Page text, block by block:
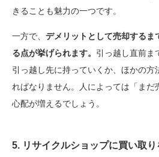
きることも魅力の一つです。
一方で、 デメリットとして売却するま
る点が挙げられます。 引っ越し直前ま
引っ越し先に持っていくか、ほかの方
ればなりません。人によっては「まだ
心配が増えるでしょう。
5. リサイクルショップに買い取り